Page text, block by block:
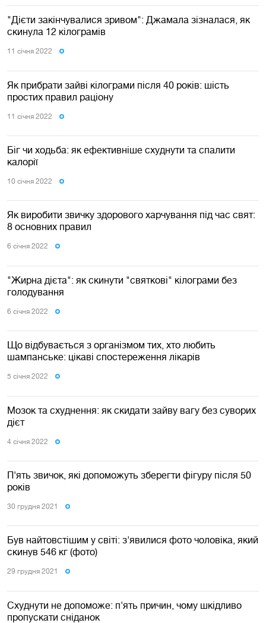
"Дієти закінчувалися зривом": Джамала зізналася, як
скинула 12 кілограмів
11 сiчня 2022
Як прибрати зайві кілограми після 40 років: шість
простих правил раціону
11 сiчня 2022
Біг чи ходьба: як ефективніше схуднути та спалити
калорії
10 сiчня 2022
Як виробити звичку здорового харчування під час свят:
8 основних правил
6 сiчня 2022
"Жирна дієта": як скинути "святкові" кілограми без
голодування
6 сiчня 2022
Що відбувається з організмом тих, хто любить
шампанське: цікаві спостереження лікарів
5 сiчня 2022
Мозок та схуднення: як скидати зайву вагу без суворих
дієт
4 сiчня 2022
П'ять звичок, які допоможуть зберегти фігуру після 50
років
30 грудня 2021
Був найтовстішим у світі: з'явилися фото чоловіка, який
скинув 546 кг (фото)
29 грудня 2021
Схуднути не допоможе: п'ять причин, чому шкідливо
пропускати сніданок